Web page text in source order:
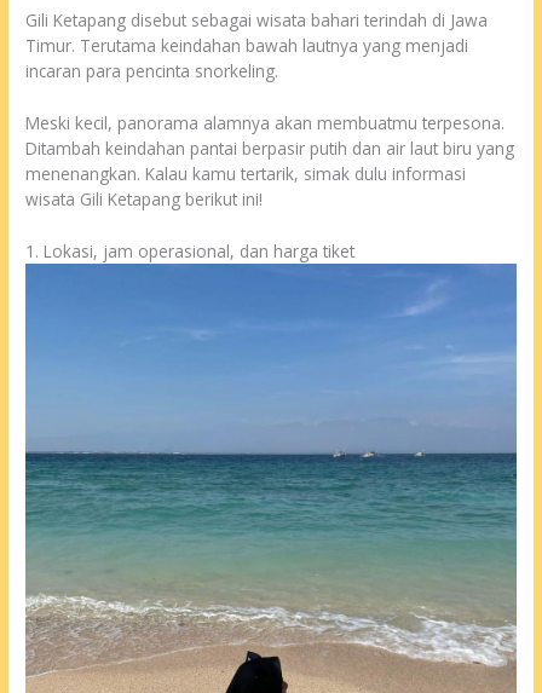
Gili Ketapang disebut sebagai wisata bahari terindah di Jawa
Timur. Terutama keindahan bawah lautnya yang menjadi
incaran para pencinta snorkeling.
Meski kecil, panorama alamnya akan membuatmu terpesona.
Ditambah keindahan pantai berpasir putih dan air laut biru yang
menenangkan. Kalau kamu tertarik, simak dulu informasi
wisata Gili Ketapang berikut ini!
1. Lokasi, jam operasional, dan harga tiket